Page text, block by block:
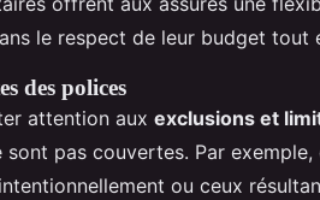
le respect de leur budget
des polices
attention aux exclusions et
sont pas couvertes. Par
ou ceux